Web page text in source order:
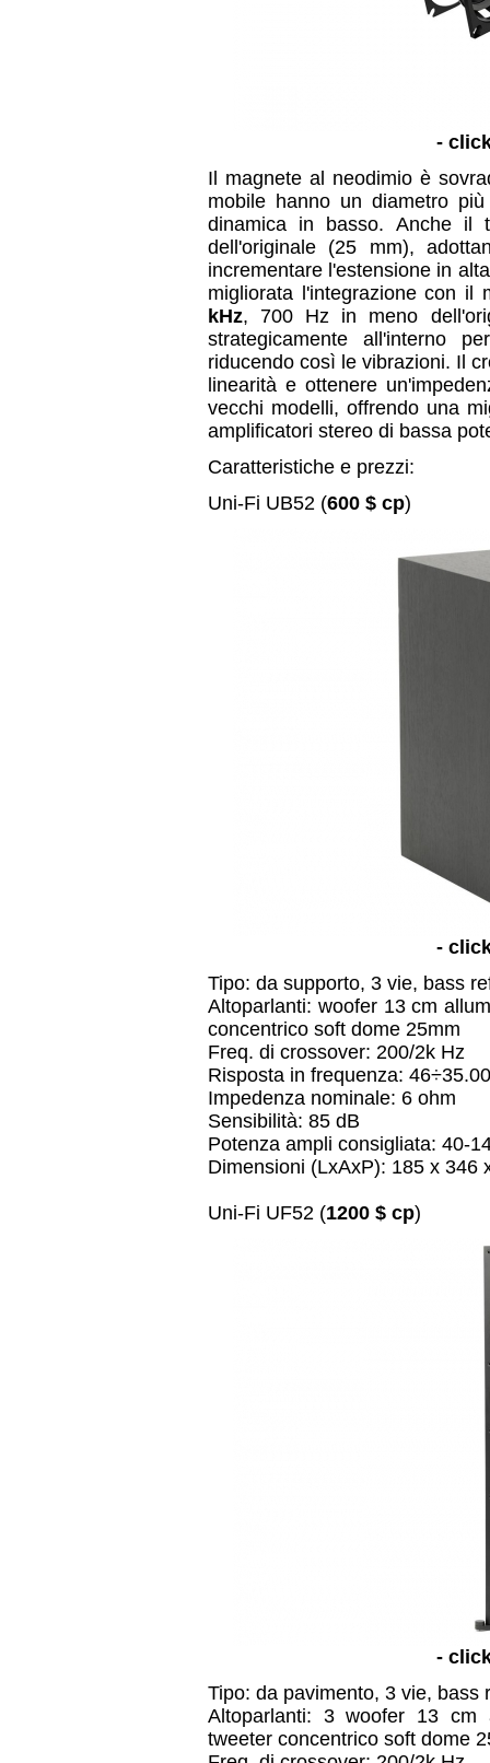
-
Il magnete al neodimio è
mobile hanno un diametro
dinamica in basso. Anche il
dell'originale (25 mm),
incrementare l'estensione in
migliorata l'integrazione con
kHz, 700 Hz in meno
strategicamente all'interno
riducendo così le vibrazioni. Il
linearità e ottenere
vecchi modelli, offrendo una
amplificatori stereo di bassa
Caratteristiche e prezzi:
Uni-Fi UB52 (600 $ cp)
-
Tipo: da supporto, 3 vie, bass
Altoparlanti: woofer 13 cm
concentrico soft dome 25mm
Freq. di crossover: 200/2k Hz
Risposta in frequenza:
Impedenza nominale: 6 ohm
Sensibilità: 85 dB
Potenza ampli consigliata: 40-
Dimensioni (LxAxP): 185 x 346
Uni-Fi UF52 (1200 $ cp)
-
Tipo: da pavimento, 3 vie, bass
Altoparlanti: 3 woofer 13 cm
tweeter concentrico soft dome